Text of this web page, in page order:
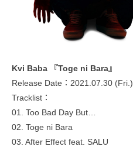
Kvi Baba 『Toge ni Bara』
Release Date：2021.07.30 (Fri.)
Tracklist：
01. Too Bad Day But…
02. Toge ni Bara
03. After Effect feat. SALU